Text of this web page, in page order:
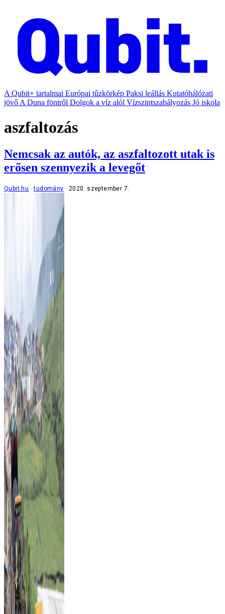
A Qubit+ tartalmai Európai tűzkörkép Paksi leállás Kutatóhálózati
jövő A Duna föntről Dolgok a víz alól Vízszintszabályozás Jó iskola
aszfaltozás
Nemcsak az autók, az aszfaltozott utak is
erősen szennyezik a levegőt
Qubit.hu tudomány 2020. szeptember 7.